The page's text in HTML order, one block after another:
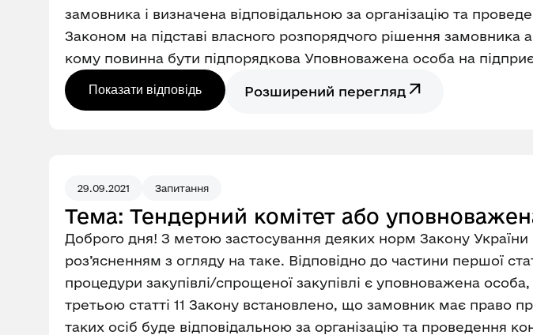
замовника і визначена відповідальною за організацію та
Законом на підставі власного розпорядчого рішення
кому повинна бути підпорядкова Уповноважена особа на
Показати відповідь Розширений перегляд
29.09.2021 Запитання
Тема: Тендерний комітет або
Доброго дня! З метою застосування деяких норм Закону України
роз’ясненням з огляду на таке. Відповідно до частини першої
процедури закупівлі/спрощеної закупівлі є уповноважена
третьою статті 11 Закону встановлено, що замовник має право
таких осіб буде відповідальною за організацію та проведення